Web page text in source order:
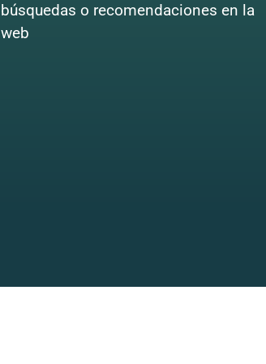
búsquedas o recomendaciones en la
web